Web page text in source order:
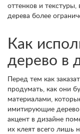
оттенков и
дерева более
Как
дерево в
Перед тем как
продумать, как они
материалами,
имитирующие дерево
акцент в дизайне
их клеят всего лишь